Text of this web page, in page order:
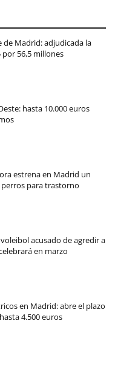
de Madrid: adjudicada la
56,5 millones
hasta 10.000 euros
estrena en Madrid un
para trastorno
acusado de agredir a
en marzo
en Madrid: abre el plazo
4.500 euros